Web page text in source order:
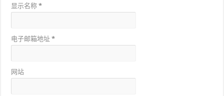
显示名称*
电子邮箱地址*
网站